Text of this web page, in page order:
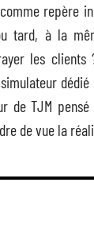
repère
tard, à la
les clients
dédié
de TJM
de vue la